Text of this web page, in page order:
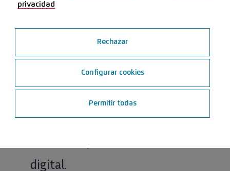
digital.
privacidad
Rechazar
Configurar cookies
Permitir todas